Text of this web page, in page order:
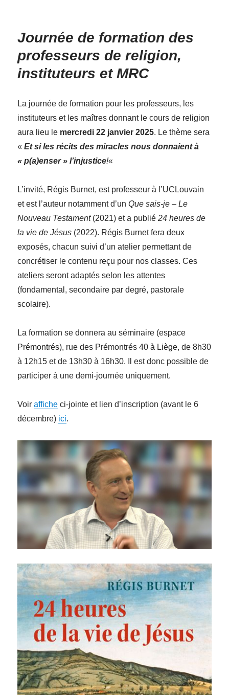
Journée de formation des
professeurs de religion,
instituteurs et MRC
La journée de formation pour les professeurs, les
instituteurs et les maîtres donnant le cours de religion
aura lieu le mercredi 22 janvier 2025. Le thème sera
«Et si les récits des miracles nous donnaient à
« p(a)enser » l’injustice!«
L’invité, Régis Burnet, est professeur à l’UCLouvain
et est l’auteur notamment d’unQue sais-je – Le
Nouveau Testament (2021) et a publié24 heures de
la vie de Jésus (2022). Régis Burnet fera deux
exposés, chacun suivi d’un atelier permettant de
concrétiser le contenu reçu pour nos classes. Ces
ateliers seront adaptés selon les attentes
(fondamental, secondaire par degré, pastorale
scolaire).
La formation se donnera au séminaire (espace
Prémontrés), rue des Prémontrés 40 à Liège, de 8h30
à 12h15 et de 13h30 à 16h30. Il est donc possible de
participer à une demi-journée uniquement.
Voiraffiche ci-jointe et lien d’inscription (avant le 6
décembre) ici.